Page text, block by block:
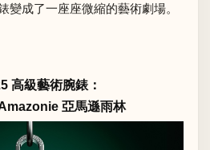
變成了一座座微縮的藝術劇場。
高級藝術腕錶：
亞馬遜雨林